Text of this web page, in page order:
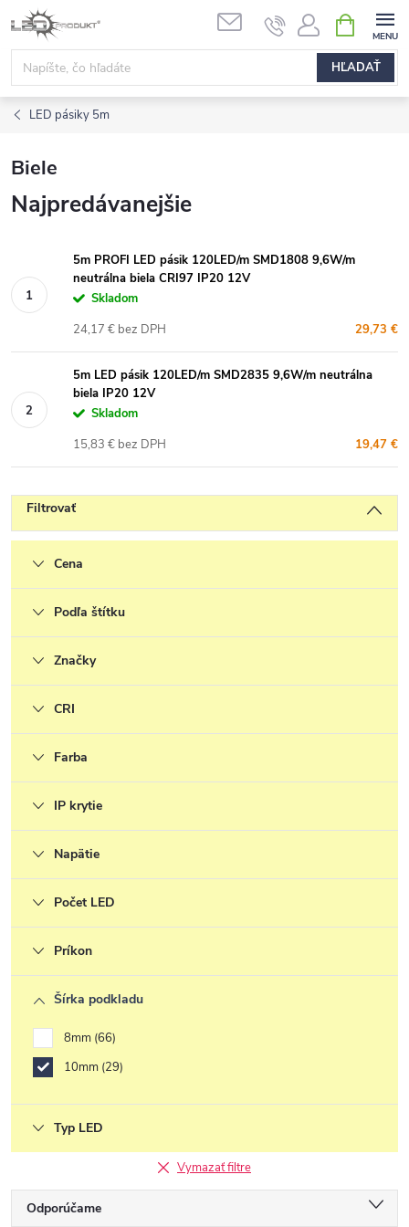
Prejsť
na
obsah
HĽADAŤ
KOŠÍK
LED pásiky 5m
Biele
Najpredávanejšie
5m PROFI LED pásik 120LED/m SMD1808 9,6W/m
neutrálna biela CRI97 IP20 12V
Skladom
29,73 €
24,17 € bez DPH
5m LED pásik 120LED/m SMD2835 9,6W/m neutrálna
biela IP20 12V
Skladom
19,47 €
15,83 € bez DPH
Filtrovať
Cena
Podľa štítku
Značky
CRI
Farba
IP krytie
Napätie
Počet LED
Príkon
Šírka podkladu
8mm 66
10mm 29
Typ LED
Vymazať filtre
Odporúčame